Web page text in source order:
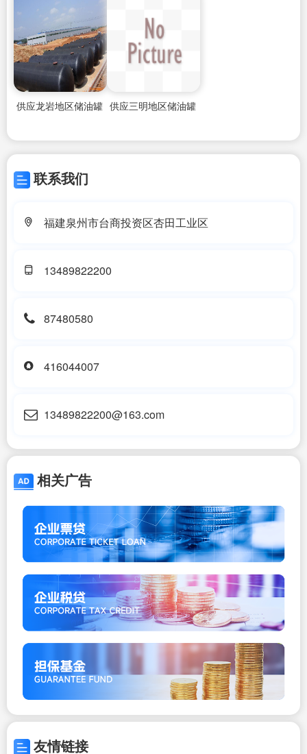
供应龙岩地区储油罐 供应三明地区储油罐
联系我们
福建泉州市台商投资区杏田工业区
13489822200
87480580
416044007
13489822200@163.com
相关广告
友情链接